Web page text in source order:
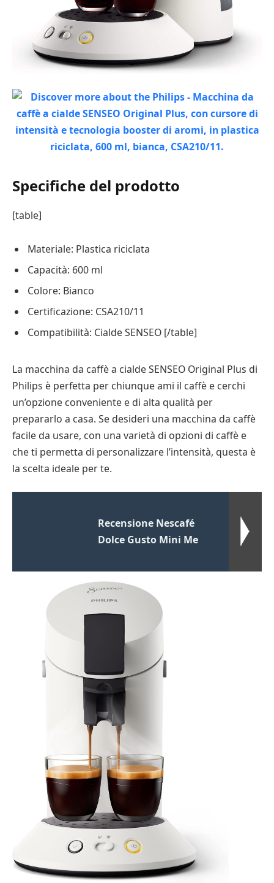
Specifiche del prodotto
[table]
Materiale: Plastica riciclata
Capacità: 600 ml
Colore: Bianco
Certificazione: CSA210/11
Compatibilità: Cialde SENSEO [/table]
La macchina da caffè a cialde SENSEO Original Plus di
Philips è perfetta per chiunque ami il caffè e cerchi
un’opzione conveniente e di alta qualità per
prepararlo a casa. Se desideri una macchina da caffè
facile da usare, con una varietà di opzioni di caffè e
che ti permetta di personalizzare l’intensità, questa è
la scelta ideale per te.
Recensione Nescafé
Dolce Gusto Mini Me